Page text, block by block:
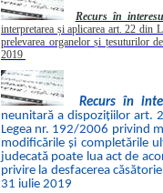
Recurs în
interpretarea și aplicarea art. 22 din
prelevarea organelor și țesuturilor
2019
Recurs în
neunitară a dispozițiilor art.
Legea nr. 192/2006 privind
modificările și completările
judecată poate lua act de
privire la desfacerea
31 iulie 2019